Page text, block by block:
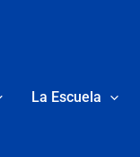
La Escuela